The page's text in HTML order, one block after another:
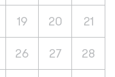
19 20 21
26 27 28